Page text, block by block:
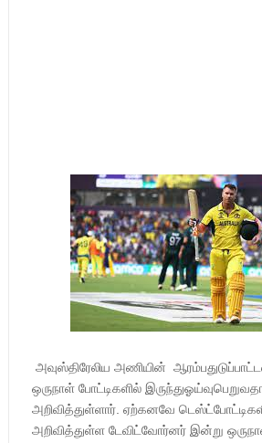
அவுஸ்திரேலிய அணியின்
ஒருநாள் போட்டிகளில்
அறிவித்துள்ளார். ஏற்கனவே
அறிவித்துள்ள டேவிட்வோர்னர் இன்று